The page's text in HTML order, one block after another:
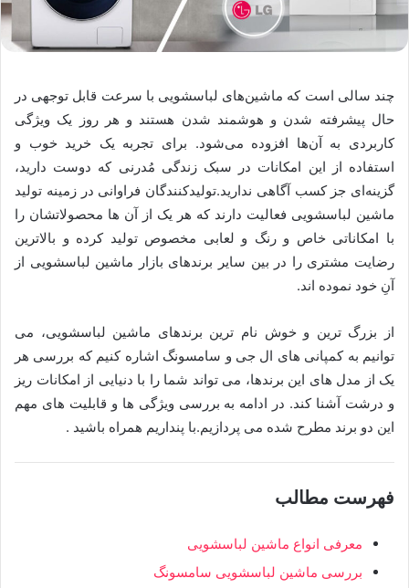
چند سالی است که ماشین‌های لباسشویی با سرعت قابل توجهی در
حال پیشرفته شدن و هوشمند شدن هستند و هر روز یک ویژگی
کاربردی به آن‌ها افزوده می‌شود. برای تجربه یک خرید خوب و
استفاده از این امکانات در سبک زندگی مُدرنی که دوست دارید،
گزینه‌ای جز کسب آگاهی ندارید.تولیدکنندگان فراوانی در زمینه تولید
ماشین لباسشویی فعالیت دارند که هر یک از آن ها محصولاتشان را
با امکاناتی خاص و رنگ و لعابی مخصوص تولید کرده و بالاترین
رضایت مشتری را در بین سایر برندهای بازار ماشین لباسشویی از
آنِ خود نموده اند.
از بزرگ ترین و خوش نام ترین برندهای ماشین لباسشویی، می
توانیم به کمپانی های ال جی و سامسونگ اشاره کنیم که بررسی هر
یک از مدل های این برندها، می تواند شما را با دنیایی از امکانات ریز
و درشت آشنا کند. در ادامه به بررسی ویژگی ها و قابلیت های مهم
این دو برند مطرح شده می پردازیم.با پنداریم همراه باشید .
فهرست مطالب
معرفی انواع ماشین لباسشویی
بررسی ماشین لباسشویی سامسونگ